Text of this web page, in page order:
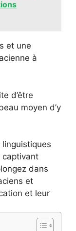
et une
à
d’être
moyen d’y